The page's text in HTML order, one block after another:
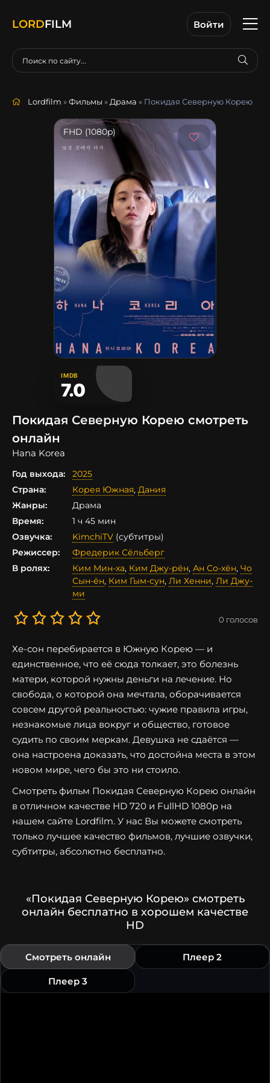
LORDFILM Войти
Lordfilm »Фильмы » Драма » Покидая Северную Корею
FHD (1080p)
IMDB
7.0
Покидая Северную Корею смотреть
онлайн
Hana Korea
Год выхода:
2025
Страна:
Корея Южная, Дания
Жанры:
Драма
Время:
1 ч 45 мин
Озвучка:
KimchiTV (субтитры)
Режиссер:
Фредерик Сёльберг
В ролях:
Ким Мин-ха, Ким Джу-рён, Ан Со-хён, Чо
Сын-ён, Ким Гым-сун, Ли Хенни, Ли Джу-
ми
0 голосов
Хе-сон перебирается в Южную Корею — и
единственное, что её сюда толкает, это болезнь
матери, которой нужны деньги на лечение. Но
свобода, о которой она мечтала, оборачивается
совсем другой реальностью: чужие правила игры,
незнакомые лица вокруг и общество, готовое
судить по своим меркам. Девушка не сдаётся —
она настроена доказать, что достойна места в этом
новом мире, чего бы это ни стоило.
Смотреть фильм Покидая Северную Корею онлайн
в отличном качестве HD 720 и FullHD 1080p на
нашем сайте Lordfilm. У нас Вы можете смотреть
только лучшее качество фильмов, лучшие озвучки,
субтитры, абсолютно бесплатно.
«Покидая Северную Корею» смотреть
онлайн бесплатно в хорошем качестве
HD
Смотреть онлайн Плеер 2
Плеер 3